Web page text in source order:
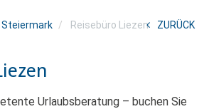
Steiermark Reisebüro Liezen ZURÜCK
Urlaubsberatung – buchen Sie